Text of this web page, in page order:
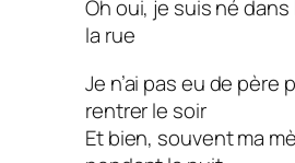
Oh oui, je suis né dans
la rue
Je n’ai pas eu de père
rentrer le soir
Et bien, souvent ma